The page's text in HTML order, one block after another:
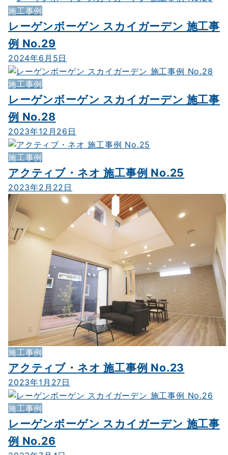
施工事例
レーゲンボーゲン スカイガーデン 施工事
例 No.29
2024年6月5日
施工事例
レーゲンボーゲン スカイガーデン 施工事
例 No.28
2023年12月26日
施工事例
アクティブ・ネオ 施工事例 No.25
2023年2月22日
施工事例
アクティブ・ネオ 施工事例 No.23
2023年1月27日
施工事例
レーゲンボーゲン スカイガーデン 施工事
例 No.26